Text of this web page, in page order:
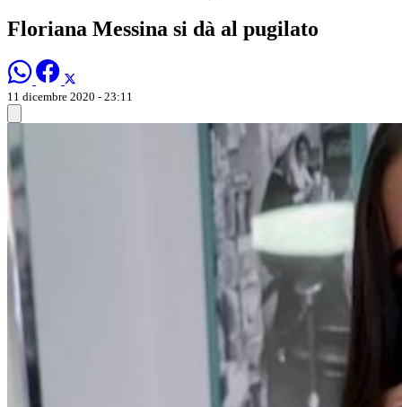
Floriana Messina si dà al pugilato
11 dicembre 2020 - 23:11